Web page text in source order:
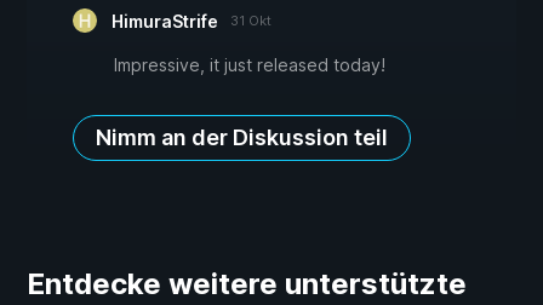
HimuraStrife 31 Okt
Impressive, it just released today!
Nimm an der Diskussion teil
Entdecke weitere unterstützte